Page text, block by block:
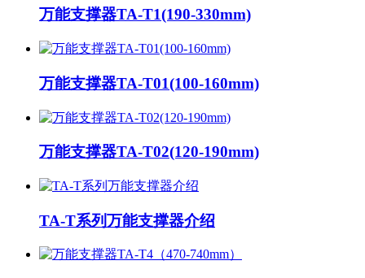
万能支撑器TA-T1(190-330mm)
万能支撑器TA-T01(100-160mm)
万能支撑器TA-T02(120-190mm)
TA-T系列万能支撑器介绍